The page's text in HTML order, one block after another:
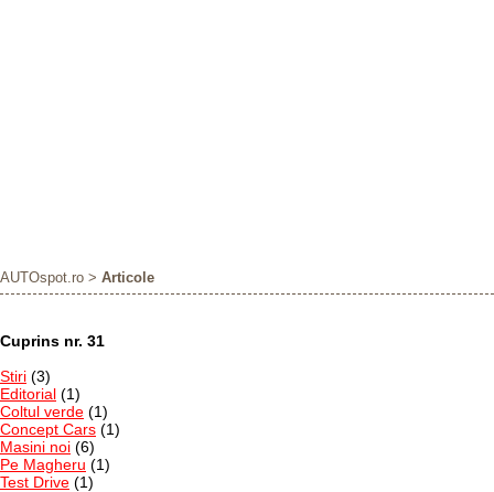
AUTOspot.ro > Articole
Cuprins nr. 31
Stiri (3)
Editorial (1)
Coltul verde (1)
Concept Cars (1)
Masini noi (6)
Pe Magheru (1)
Test Drive (1)